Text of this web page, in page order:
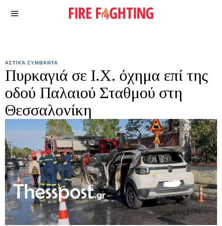
ΑΣΤΙΚΆ ΣΥΜΒΆΝΤΑ
Πυρκαγιά σε Ι.Χ. όχημα επί της
οδού Παλαιού Σταθμού στη
Θεσσαλονίκη